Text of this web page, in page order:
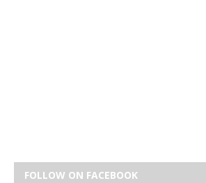
FOLLOW ON FACEBOOK